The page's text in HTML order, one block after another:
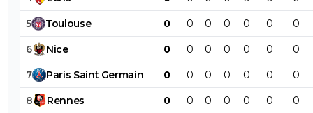
5 Toulouse 0 0 0 0 0 0 0
6 Nice 0 0 0 0 0 0 0
7 Paris Saint Germain 0 0 0 0 0 0 0
8 Rennes 0 0 0 0 0 0 0